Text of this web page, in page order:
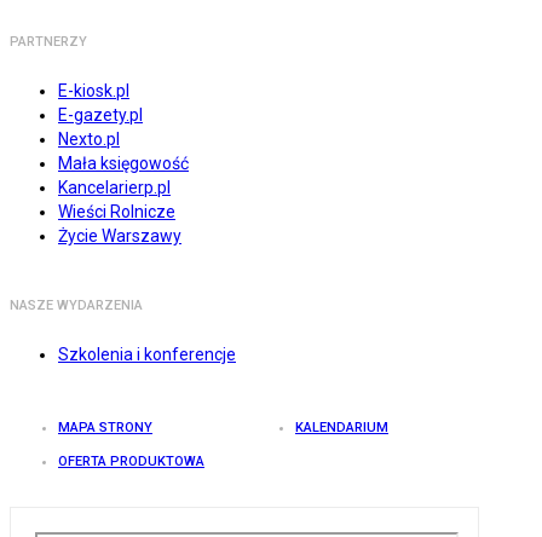
PARTNERZY
E-kiosk.pl
E-gazety.pl
Nexto.pl
Mała księgowość
Kancelarierp.pl
Wieści Rolnicze
Życie Warszawy
NASZE WYDARZENIA
Szkolenia i konferencje
MAPA STRONY KALENDARIUM
OFERTA PRODUKTOWA